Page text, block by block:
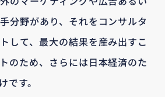
分野があり、それをコンサルタ
して、最大の結果を産み出すこ
のため、さらには日本経済のた
です。